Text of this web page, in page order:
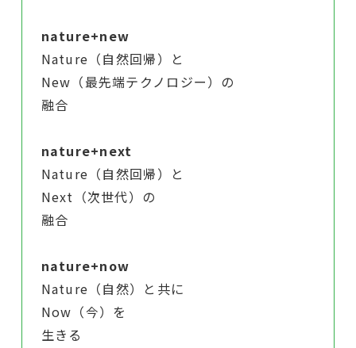
nature+new
Nature（自然回帰）と
New（最先端テクノロジー）の
融合
nature+next
Nature（自然回帰）と
Next（次世代）の
融合
nature+now
Nature（自然）と共に
Now（今）を
生きる